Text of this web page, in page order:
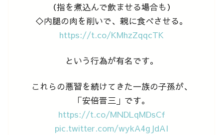
（指を煮込んで飲ませる場合も）
◇内腿の肉を削いで、親に食べさせる。
https://t.co/KMhzZqqcTK
という行為が有名です。
これらの悪習を続けてきた一族の子孫が、
「安倍晋三」です。
https://t.co/MNDLqMDsCf
pic.twitter.com/wykA4gJdAI